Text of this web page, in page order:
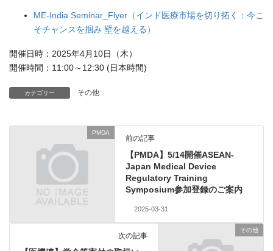
ME-India Seminar_Flyer（インド医療市場を切り拓く：今こ
そチャンスを掴み 壁を越える）
開催日時：2025年4月10日（木）
開催時間：11:00～12:30 (日本時間)
カテゴリー その他
PMDA
前の記事
【PMDA】5/14開催ASEAN-
Japan Medical Device
Regulatory Training
Symposium参加登録のご案内
2025-03-31
その他
次の記事